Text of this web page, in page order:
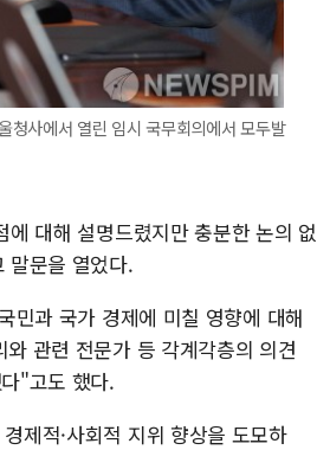
청사에서 열린 임시 국무회의에서 모두발
대해 설명드렸지만 충분한 논의 없
말문을 열었다.
민과 국가 경제에 미칠 영향에 대해
관련 전문가 등 각계각층의 의견
"고도 했다.
제적·사회적 지위 향상을 도모하